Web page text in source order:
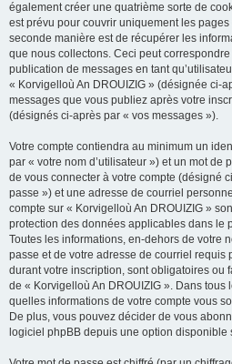
également créer une quatrième sorte de
est prévu pour couvrir uniquement les
seconde manière est de récupérer les
que nous collectons. Ceci peut
publication de messages en tant
« Korvigelloù An DROUIZIG » (désignée ci-
messages que vous publiez après votre
(désignés ci-après par « vos messages »).
Votre compte contiendra au minimum un
par « votre nom d’utilisateur ») et un mot de
de vous connecter à votre compte (désigné
passe ») et une adresse de courriel
compte sur « Korvigelloù An DROUIZIG »
protection des données applicables dans le
Toutes les informations, en-dehors de votre
passe et de votre adresse de courriel requis
durant votre inscription, sont obligatoires ou
de « Korvigelloù An DROUIZIG ». Dans tous
quelles informations de votre compte vous
De plus, vous pouvez décider de vous
logiciel phpBB depuis une option disponible